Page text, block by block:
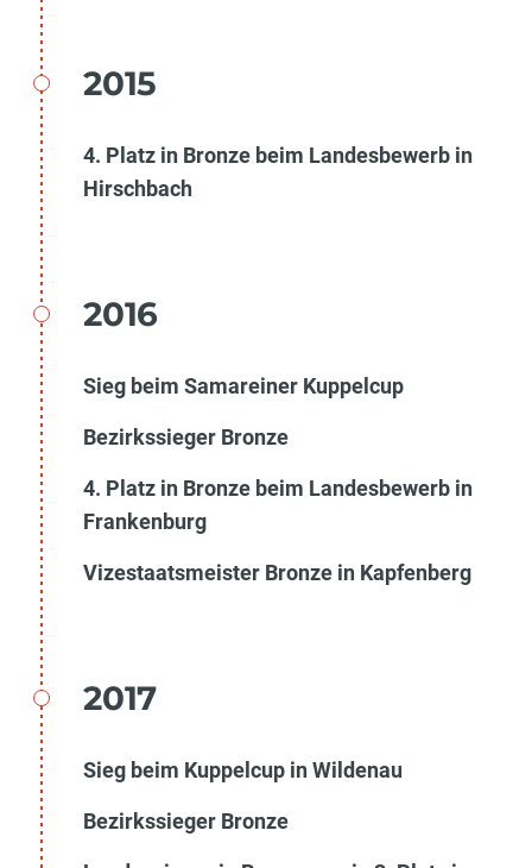
2015
4. Platz in Bronze beim Landesbewerb in
Hirschbach
2016
Sieg beim Samareiner Kuppelcup
Bezirkssieger Bronze
4. Platz in Bronze beim Landesbewerb in
Frankenburg
Vizestaatsmeister Bronze in Kapfenberg
2017
Sieg beim Kuppelcup in Wildenau
Bezirkssieger Bronze